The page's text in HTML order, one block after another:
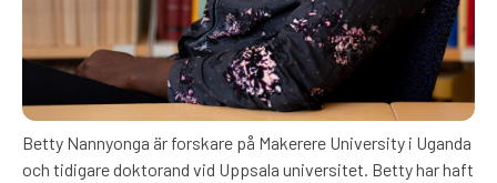
Betty Nannyonga är forskare på Makerere University i Uganda
och tidigare doktorand vid Uppsala universitet. Betty har haft